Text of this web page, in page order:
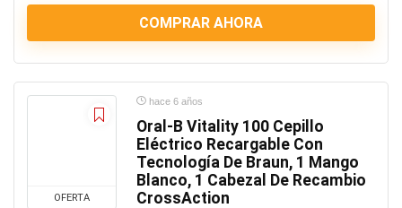
Lavadoras y secadoras
Maletas y bolsos
Maquina de Afeitar
mascotas
COMPRAR AHORA
OFERTA
hace 6 años
Oral-B Vitality 100 Cepillo
Eléctrico Recargable Con
Tecnología De Braun, 1 Mango
Blanco, 1 Cabezal De Recambio
CrossAction